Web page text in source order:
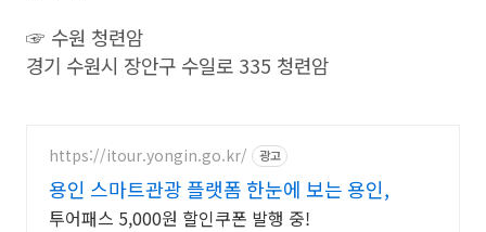
☞ 수원 청련암
경기 수원시 장안구 수일로 335 청련암
https://itour.yongin.go.kr/ 광고
용인 스마트관광 플랫폼 한눈에 보는 용인,
투어패스 5,000원 할인쿠폰 발행 중!